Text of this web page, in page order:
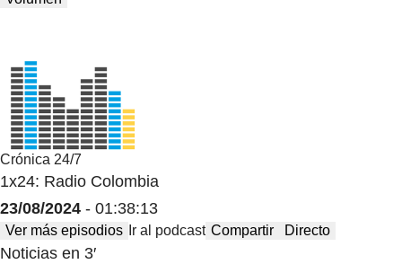
Crónica 24/7
1x24: Radio Colombia
23/08/2024 - 01:38:13
Ver más episodios Ir al podcast Compartir Directo
Noticias en 3′